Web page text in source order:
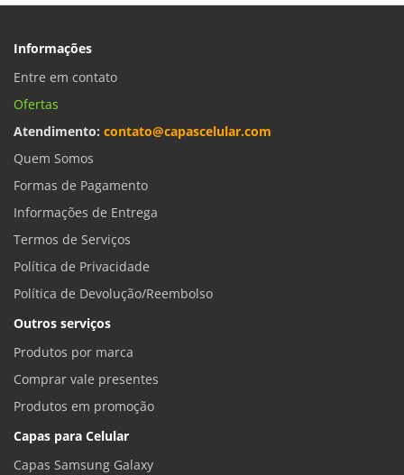
Informações
Entre em contato
Ofertas
Atendimento: contato@capascelular.com
Quem Somos
Formas de Pagamento
Informações de Entrega
Termos de Serviços
Política de Privacidade
Política de Devolução/Reembolso
Outros serviços
Produtos por marca
Comprar vale presentes
Produtos em promoção
Capas para Celular
Capas Samsung Galaxy